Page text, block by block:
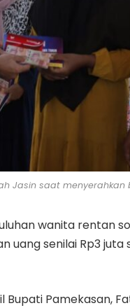
Jasin saat
wanita rentan
uang senilai Rp3
Pamekasan,